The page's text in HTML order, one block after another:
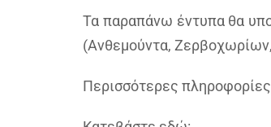
Τα παραπάνω έντυπα θα
(Ανθεμούντα,
Περισσότερες